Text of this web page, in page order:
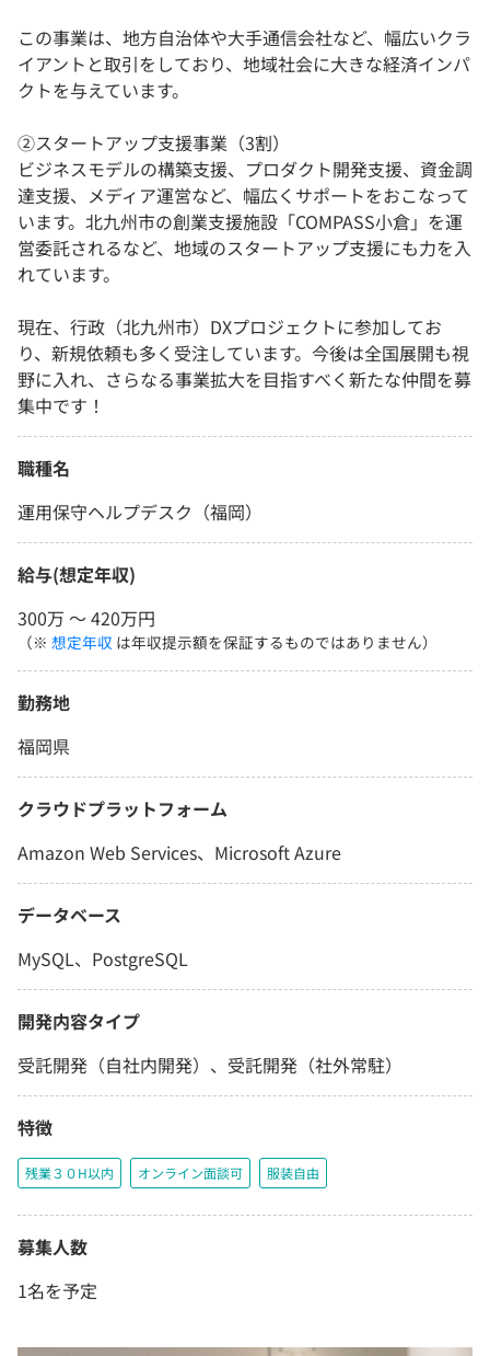
この事業は、地方自治体や大手通信会社など、幅広いクラ
イアントと取引をしており、地域社会に大きな経済インパ
クトを与えています。
②スタートアップ支援事業（3割）
ビジネスモデルの構築支援、プロダクト開発支援、資金調
達支援、メディア運営など、幅広くサポートをおこなって
います。北九州市の創業支援施設「COMPASS小倉」を運
営委託されるなど、地域のスタートアップ支援にも力を入
れています。
現在、行政（北九州市）DXプロジェクトに参加してお
り、新規依頼も多く受注しています。今後は全国展開も視
野に入れ、さらなる事業拡大を目指すべく新たな仲間を募
集中です！
職種名
運用保守ヘルプデスク（福岡）
給与(想定年収)
300万 〜 420万円
（※ 想定年収 は年収提示額を保証するものではありません）
勤務地
福岡県
クラウドプラットフォーム
Amazon Web Services、Microsoft Azure
データベース
MySQL、PostgreSQL
開発内容タイプ
受託開発（自社内開発）、受託開発（社外常駐）
特徴
残業３０H以内 オンライン面談可 服装自由
募集人数
1名を予定